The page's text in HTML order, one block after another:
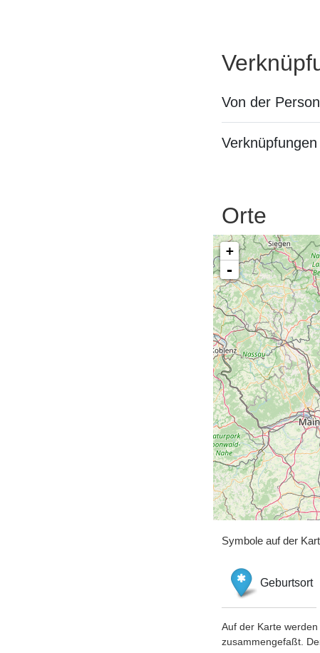
Von der
Orte
+
-
Symbole auf der
Geburtsort
Auf der Karte
zusammengefaßt.